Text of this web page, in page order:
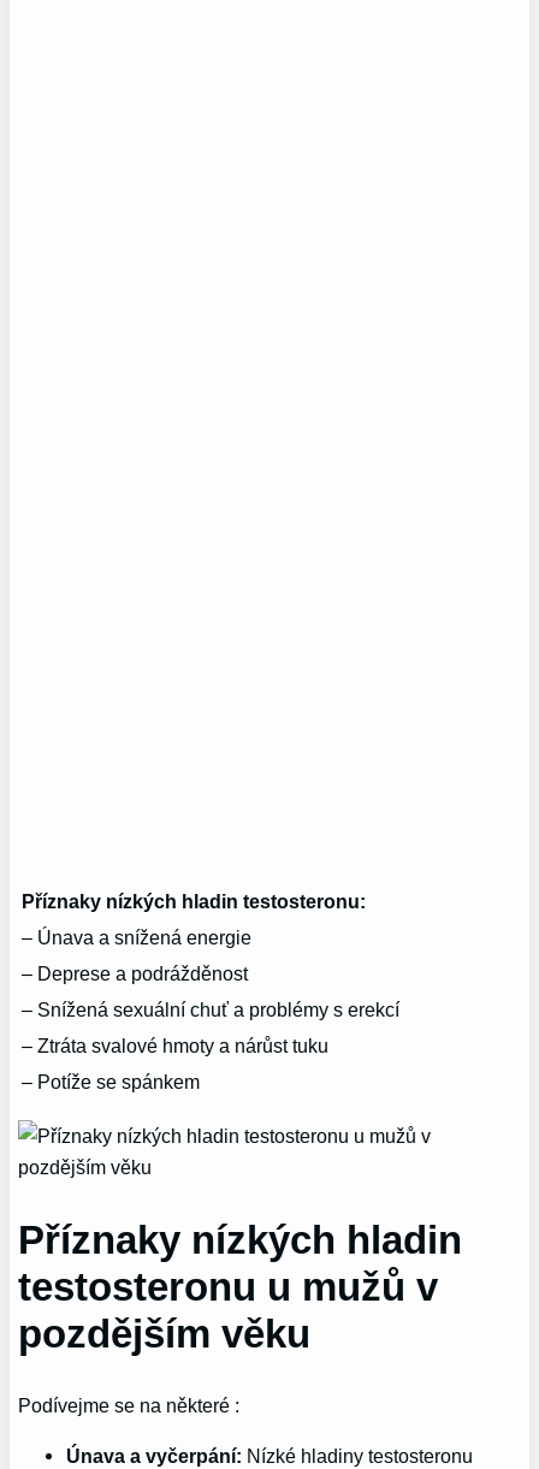
Příznaky nízkých hladin testosteronu:
– Únava a snížená energie
– Deprese a podrážděnost
– Snížená sexuální chuť a problémy s erekcí
– Ztráta svalové hmoty a nárůst tuku
– Potíže se spánkem
Příznaky nízkých hladin
testosteronu u mužů v
pozdějším věku
Podívejme se na některé :
Únava a vyčerpání: Nízké hladiny testosteronu